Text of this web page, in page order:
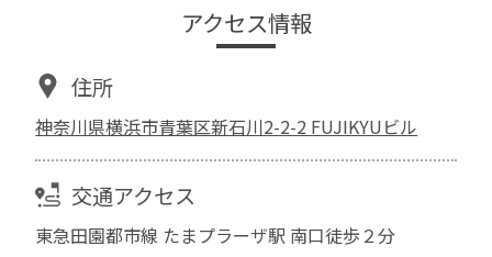
アクセス情報
住所
神奈川県横浜市青葉区新石川2-2-2 FUJIKYUビル
交通アクセス
東急田園都市線 たまプラーザ駅 南口徒歩２分